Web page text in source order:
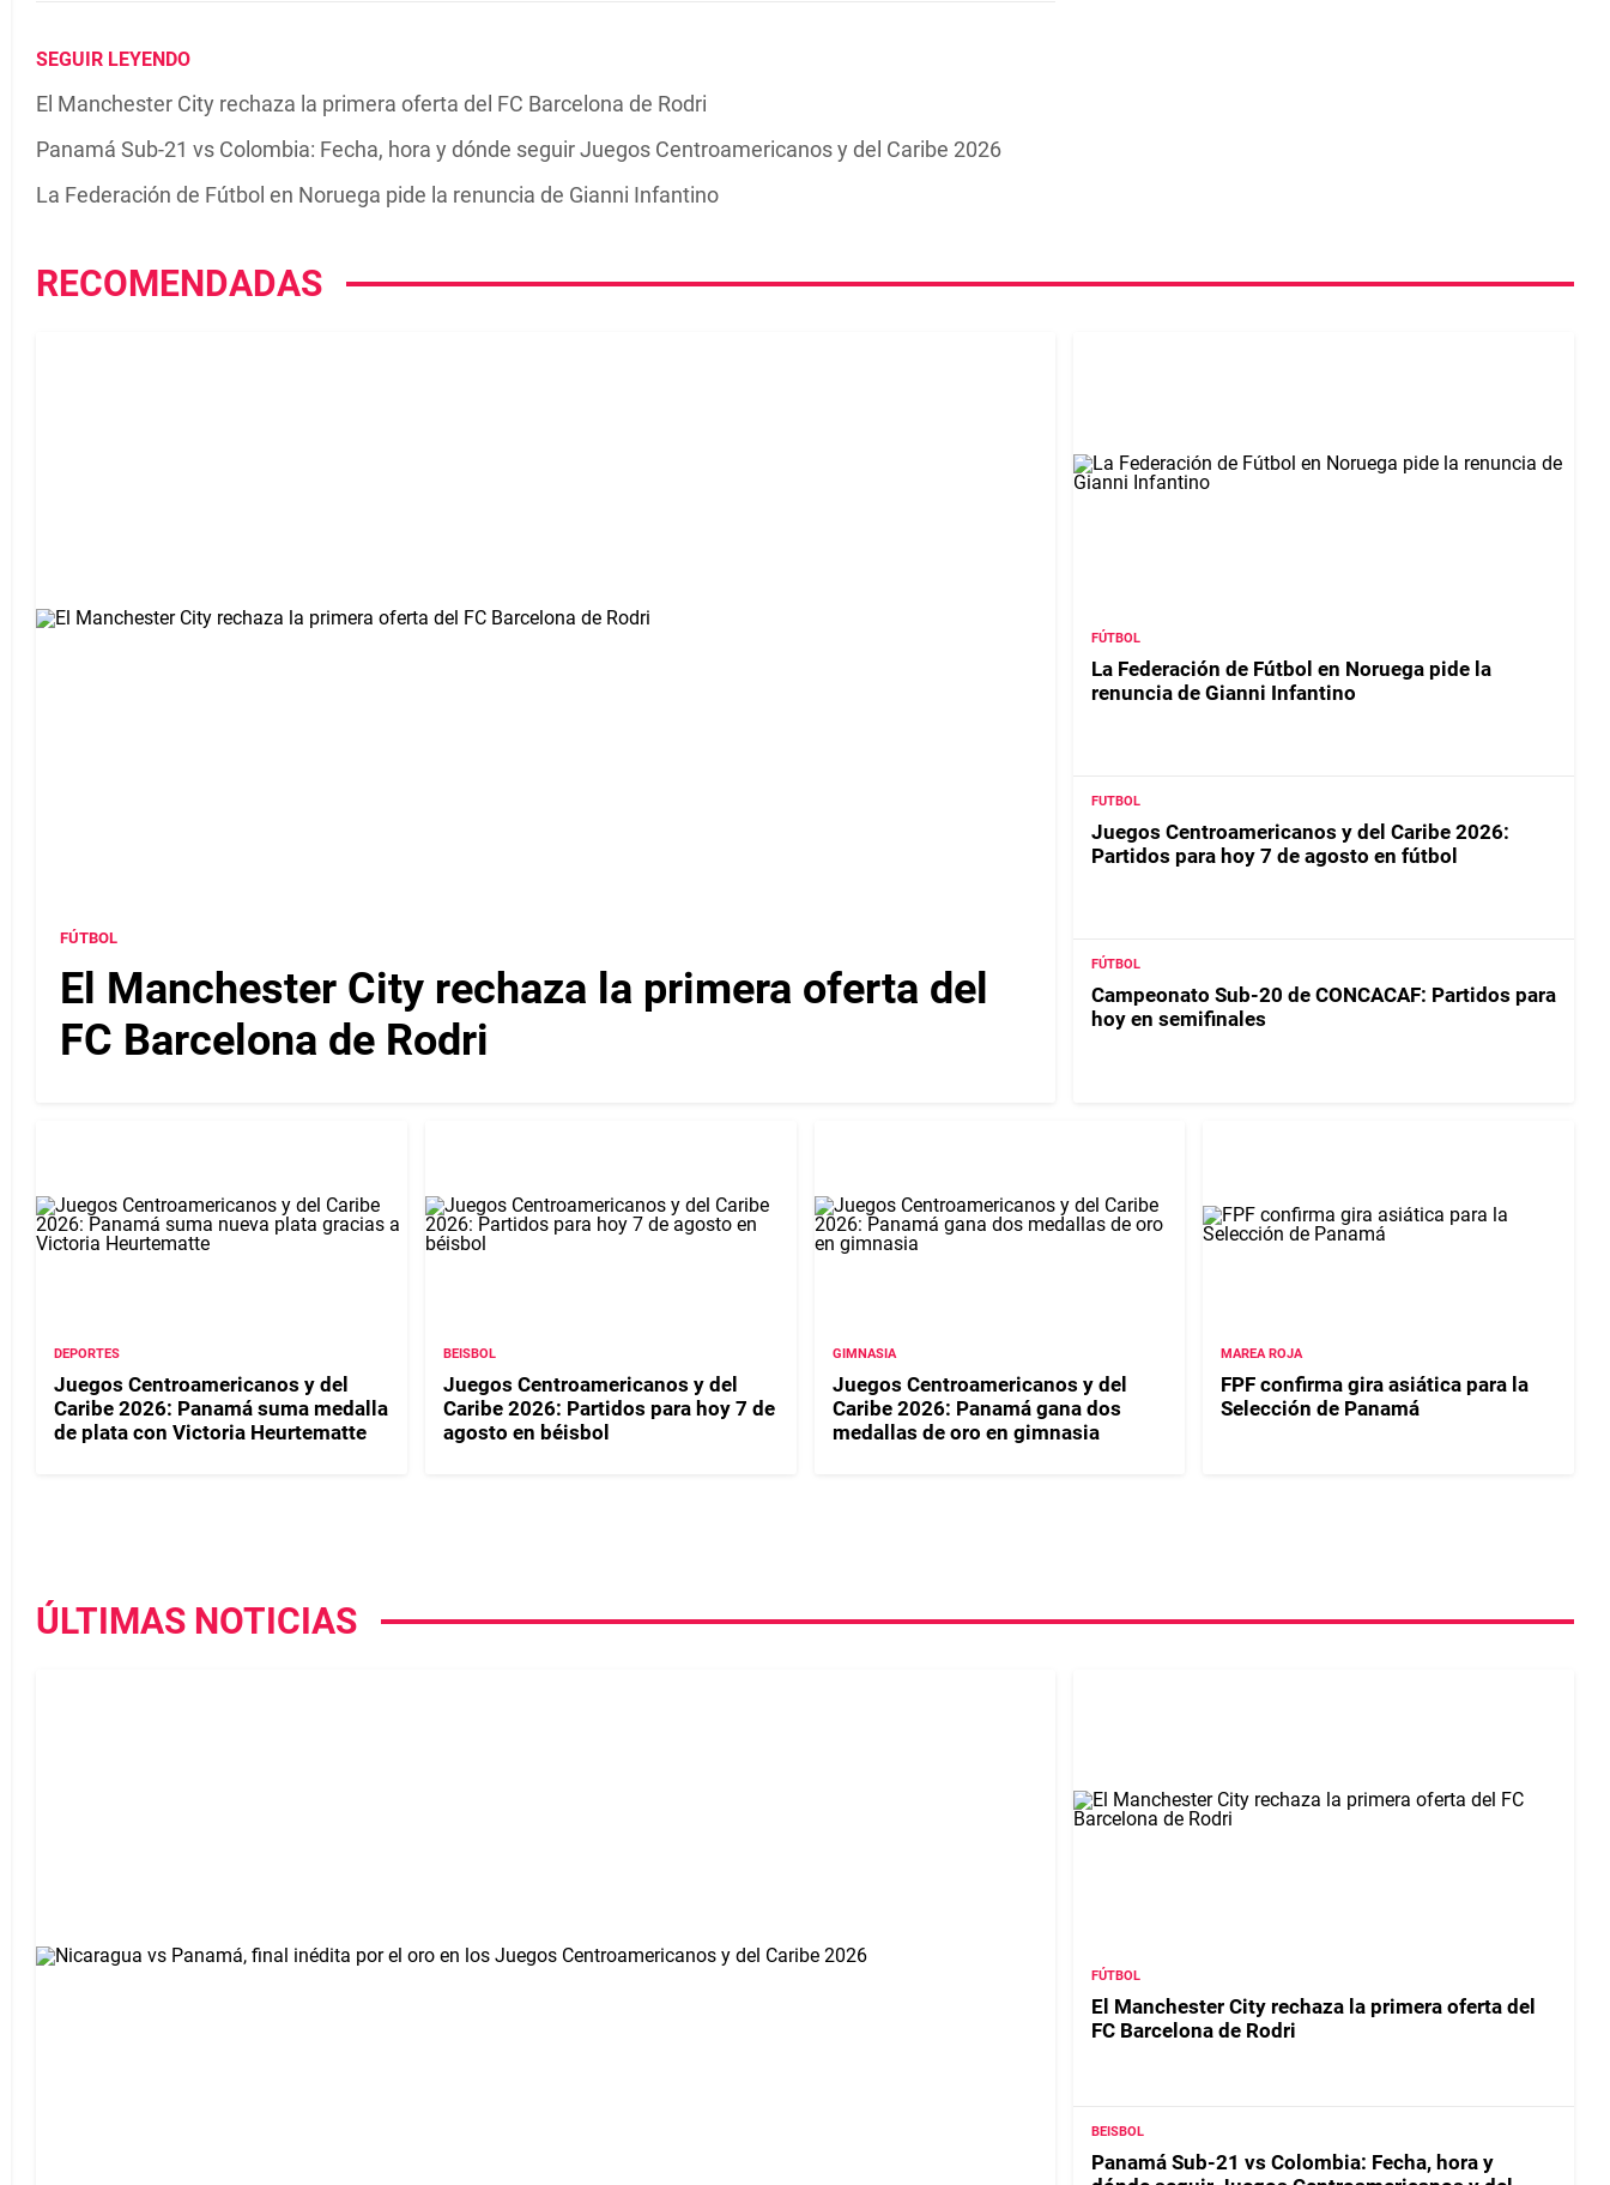
SEGUIR LEYENDO
El Manchester City rechaza la primera oferta del FC Barcelona de Rodri
Panamá Sub-21 vs Colombia: Fecha, hora y dónde seguir Juegos Centroamericanos y del Caribe 2026
La Federación de Fútbol en Noruega pide la renuncia de Gianni Infantino
RECOMENDADAS
FÚTBOL
El Manchester City rechaza la primera oferta del
FC Barcelona de Rodri
FÚTBOL
La Federación de Fútbol en Noruega pide la
renuncia de Gianni Infantino
FUTBOL
Juegos Centroamericanos y del Caribe 2026:
Partidos para hoy 7 de agosto en fútbol
FÚTBOL
Campeonato Sub-20 de CONCACAF: Partidos para
hoy en semifinales
DEPORTES
Juegos Centroamericanos y del
Caribe 2026: Panamá suma medalla
de plata con Victoria Heurtematte
BEISBOL
Juegos Centroamericanos y del
Caribe 2026: Partidos para hoy 7 de
agosto en béisbol
GIMNASIA
Juegos Centroamericanos y del
Caribe 2026: Panamá gana dos
medallas de oro en gimnasia
MAREA ROJA
FPF confirma gira asiática para la
Selección de Panamá
ÚLTIMAS NOTICIAS
FÚTBOL
El Manchester City rechaza la primera oferta del
FC Barcelona de Rodri
BEISBOL
Panamá Sub-21 vs Colombia: Fecha, hora y